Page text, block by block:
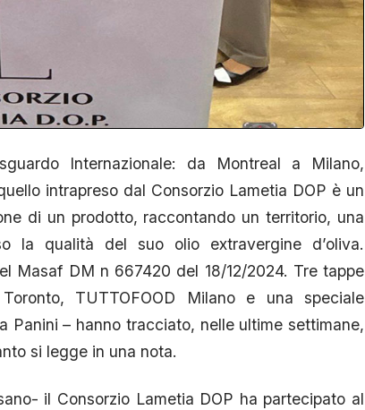
Internazionale: da Montreal a Milano,
intrapreso dal Consorzio Lametia DOP è un
di un prodotto, raccontando un territorio, una
la qualità del suo olio extravergine d’oliva.
Masaf DM n 667420 del 18/12/2024. Tre tappe
TUTTOFOOD Milano e una speciale
Panini – hanno tracciato, nelle ultime settimane,
si legge in una nota.
il Consorzio Lametia DOP ha partecipato al